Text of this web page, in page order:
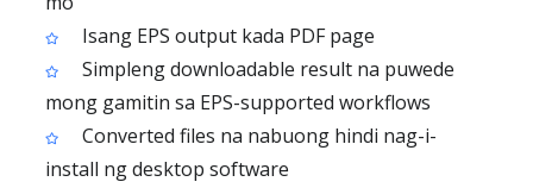
Isang EPS output kada PDF page
Simpleng downloadable result na puwede
mong gamitin sa EPS-supported workflows
Converted files na nabuong hindi nag-i-
install ng desktop software